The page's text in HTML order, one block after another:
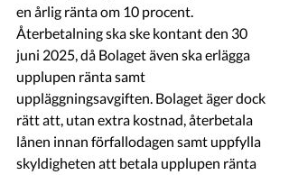
en årlig ränta om 10 procent.
Återbetalning ska ske kontant den 30
juni 2025, då Bolaget även ska erlägga
upplupen ränta samt
uppläggningsavgiften. Bolaget äger dock
rätt att, utan extra kostnad, återbetala
lånen innan förfallodagen samt uppfylla
skyldigheten att betala upplupen ränta